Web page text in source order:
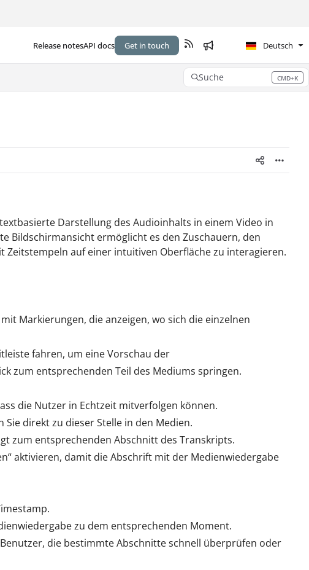
Release notesAPI docs Get in touch Deutsch
Suche CMD+K
Press CMD+K to open search
Darstellung des Audioinhalts in einem Video in
Bildschirmansicht ermöglicht es den Zuschauern, den
auf einer intuitiven Oberfläche zu interagieren.
Markierungen, die anzeigen, wo sich die einzelnen
fahren, um eine Vorschau der
zum entsprechenden Teil des Mediums springen.
die Nutzer in Echtzeit mitverfolgen können.
direkt zu dieser Stelle in den Medien.
zum entsprechenden Abschnitt des Transkripts.
aktivieren, damit die Abschrift mit der Medienwiedergabe
zu dem entsprechenden Moment.
die bestimmte Abschnitte schnell überprüfen oder